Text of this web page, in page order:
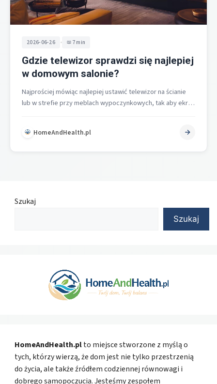
2026-06-26 • 7 min
Gdzie telewizor sprawdzi się najlepiej
w domowym salonie?
Najprościej mówiąc najlepiej ustawić telewizor na ścianie
lub w strefie przy meblach wypoczynkowych, tak aby ekran
HomeAndHealth.pl
Szukaj
Szukaj
HomeAndHealth.plto miejsce stworzone z myślą o
tych, którzy wierzą, że dom jest nie tylko przestrzenią
do życia, ale także źródłem codziennej równowagi i
dobrego samopoczucia. Jesteśmy zespołem